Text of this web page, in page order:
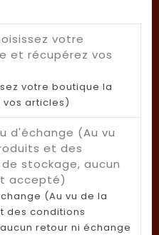
votre boutique la
articles)
(Au vu de la
des conditions
retour ni échange